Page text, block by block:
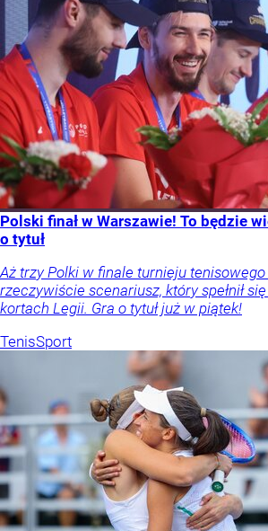
Polski finał w Warszawie! To będzie
o tytuł
Aż trzy Polki w finale turnieju
rzeczywiście scenariusz, który spełnił
kortach Legii. Gra o tytuł już w piątek!
TenisSport